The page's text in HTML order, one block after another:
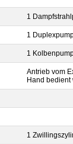
1
1
1
Antrieb vom
Hand bedient
1